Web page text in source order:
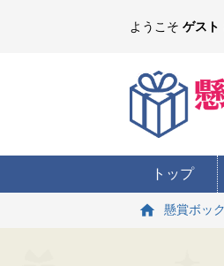
ようこそ ゲスト
トップ
懸賞ボッ